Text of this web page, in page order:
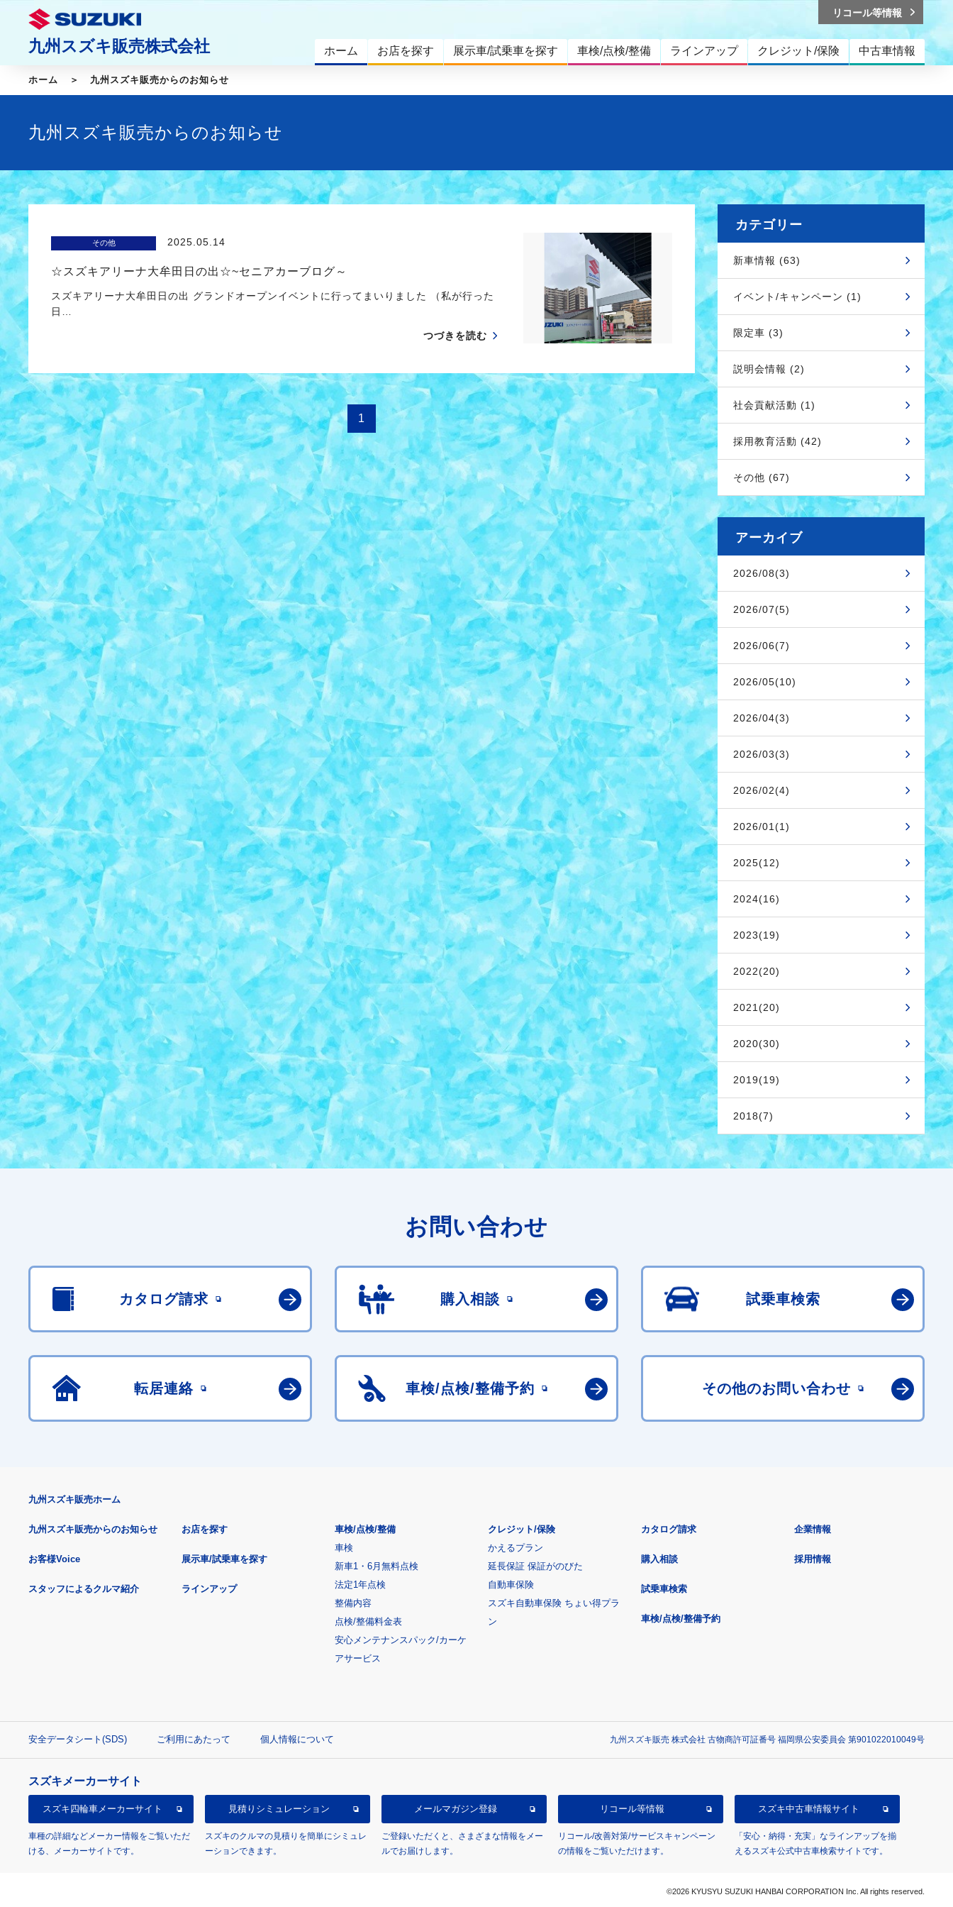
九州スズキ販売株式会社 ホーム お店を探す 展示車/試乗車を探す 車検/点検/整備 ラインアップ クレジット/保険 中古車情報
リコール等情報
ホーム 九州スズキ販売からのお知らせ
九州スズキ販売からのお知らせ
その他 2025.05.14
☆スズキアリーナ大牟田日の出☆~セニアカーブログ～
スズキアリーナ大牟田日の出 グランドオープンイベントに行ってまいりました （私が行った
日…
つづきを読む
1
カテゴリー
新車情報 (63)
イベント/キャンペーン (1)
限定車 (3)
説明会情報 (2)
社会貢献活動 (1)
採用教育活動 (42)
その他 (67)
アーカイブ
2026/08(3)
2026/07(5)
2026/06(7)
2026/05(10)
2026/04(3)
2026/03(3)
2026/02(4)
2026/01(1)
2025(12)
2024(16)
2023(19)
2022(20)
2021(20)
2020(30)
2019(19)
2018(7)
お問い合わせ
カタログ請求 購入相談 試乗車検索
転居連絡 車検/点検/整備予約 その他のお問い合わせ
九州スズキ販売ホーム
九州スズキ販売からのお知らせ
お客様Voice
スタッフによるクルマ紹介
お店を探す
展示車/試乗車を探す
ラインアップ
車検/点検/整備
車検
新車1・6月無料点検
法定1年点検
整備内容
点検/整備料金表
安心メンテナンスパック/カーケ
アサービス
クレジット/保険
かえるプラン
延長保証 保証がのびた
自動車保険
スズキ自動車保険 ちょい得プラ
ン
カタログ請求
購入相談
試乗車検索
車検/点検/整備予約
企業情報
採用情報
安全データシート(SDS) ご利用にあたって 個人情報について 九州スズキ販売 株式会社 古物商許可証番号 福岡県公安委員会 第901022010049号
スズキメーカーサイト
スズキ四輪車メーカーサイト
車種の詳細などメーカー情報をご覧いただ
ける、メーカーサイトです。
見積り シミュレーション
スズキのクルマの見積りを簡単にシミュレ
ーションできます。
メールマガジン登録
ご登録いただくと、さまざまな情報をメー
ルでお届けします。
リコール等情報
リコール/改善対策/サービスキャンペーン
の情報をご覧いただけます。
スズキ中古車情報サイト
「安心・納得・充実」なラインアップを揃
えるスズキ公式中古車検索サイトです。
©2026 KYUSYU SUZUKI HANBAI CORPORATION Inc. All rights reserved.